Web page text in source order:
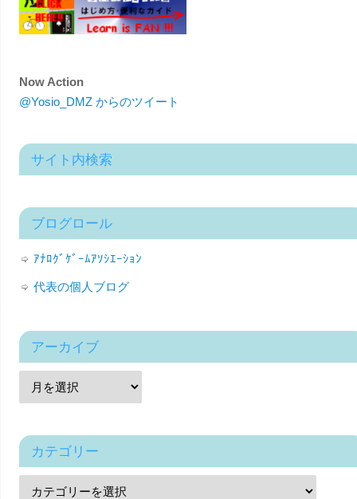
Now Action
@Yosio_DMZ からのツイート
サイト内検索
ブログロール
ｱﾅﾛｸﾞｹﾞｰﾑｱｿｼｴｰｼｮﾝ
代表の個人ブログ
アーカイブ
カテゴリー